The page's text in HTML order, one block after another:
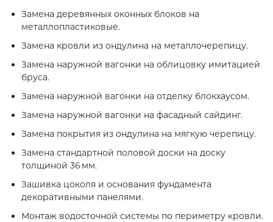
Замена деревянных оконных блоков на
металлопластиковые.
Замена кровли из ондулина на металлочерепицу.
Замена наружной вагонки на облицовку имитацией
бруса.
Замена наружной вагонки на отделку блокхаусом.
Замена наружной вагонки на фасадный сайдинг.
Замена покрытия из ондулина на мягкую черепицу.
Замена стандартной половой доски на доску
толщиной 36 мм.
Зашивка цоколя и основания фундамента
декоративными панелями.
Монтаж водосточной системы по периметру кровли.